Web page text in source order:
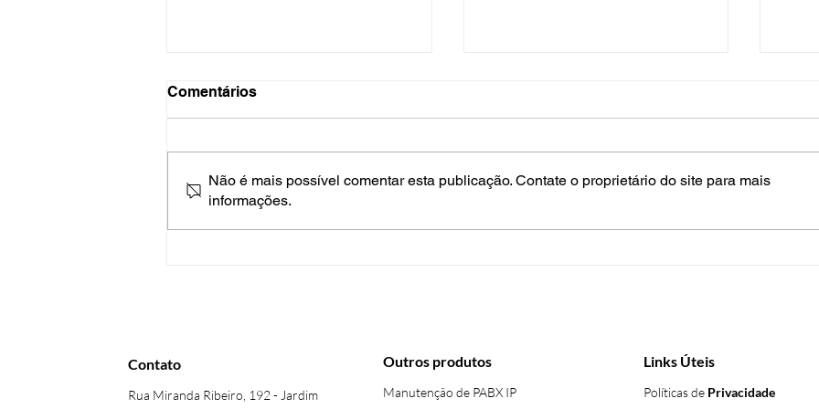
Integrações poderosas:
Como uma plataforma de
Comentários
Não é mais possível comentar esta publicação. Contate o proprietário do site para mais
informações.
Contato
Rua Miranda Ribeiro, 192 - Jardim
Outros produtos
Manutenção de PABX IP
Links Úteis
Políticas de Privacidade